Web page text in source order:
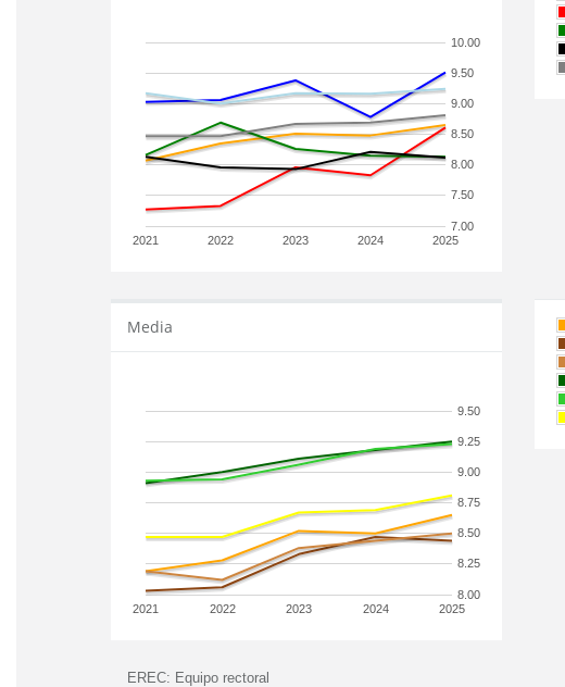
2021 2022 2023 2024 2025
7.00
7.50
8.00
8.50
9.00
9.50
10.00
Media
2021 2022 2023 2024 2025
8.00
8.25
8.50
8.75
9.00
9.25
9.50
EREC: Equipo rectoral